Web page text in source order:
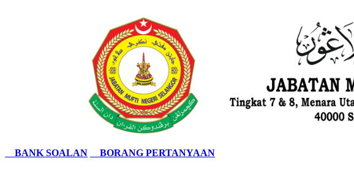
BANK SOALAN BORANG PERTANYAAN